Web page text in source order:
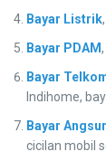
Bayar Listrik
Bayar PDAM
Bayar
Indihome,
Bayar
cicilan mobil